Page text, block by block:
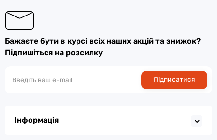
Бажаєте бути в курсі всіх наших акцій та знижок?
Підпишіться на розсилку
Підписатися
Інформація